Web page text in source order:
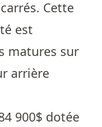
Cette
est
matures sur
arrière